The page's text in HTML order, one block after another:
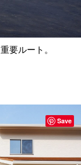
要ルート。
Save